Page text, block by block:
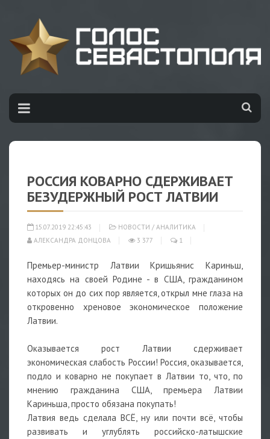
РОССИЯ КОВАРНО СДЕРЖИВАЕТ
БЕЗУДЕРЖНЫЙ РОСТ ЛАТВИИ
15.07.2019 22:45:43 НОВОСТИ / АНАЛИТИКА
АЛЕКСАНДРА ДОНЦОВА
3 377 1
Премьер-министр Латвии Кришьянис Кариньш,
находясь на своей Родине - в США, гражданином
которых он до сих пор является, открыл мне глаза на
откровенно хреновое экономическое положение
Латвии.
Оказывается рост Латвии сдерживает
экономическая слабость России! Россия, оказывается,
подло и коварно не покупает в Латвии то, что, по
мнению гражданина США, премьера Латвии
Кариньша, просто обязана покупать!
Латвия ведь сделала ВСЁ, ну или почти всё, чтобы
развивать и углублять российско-латышские